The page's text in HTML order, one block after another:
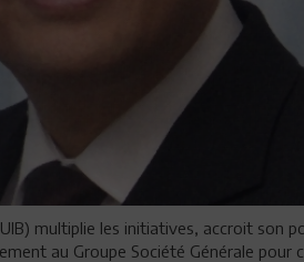
multiplie les initiatives, accroit son
au Groupe Société Générale pour